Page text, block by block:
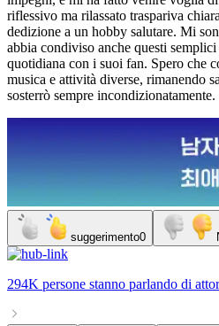
riflessivo ma rilassato traspariva
dedizione a un hobby salutare. Mi
abbia condiviso anche questi
quotidiana con i suoi fan. Spero che
musica e attività diverse, rimanendo
sosterrò sempre incondizionatamente.
suggerimento0
294K persone stanno parlando di